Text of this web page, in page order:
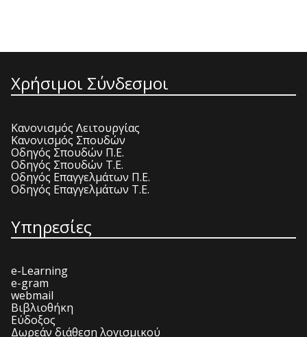
Χρήσιμοι Σύνδεσμοι
Κανονισμός Λειτουργίας
Κανονισμός Σπουδών
Οδηγός Σπουδών Π.Ε.
Οδηγός Σπουδών Τ.Ε.
Οδηγός Επαγγελμάτων Π.Ε.
Οδηγός Επαγγελμάτων Τ.Ε.
Υπηρεσίες
e-Learning
e-gram
webmail
Βιβλιοθήκη
Εύδοξος
Δωρεάν διάθεση λογισμικού